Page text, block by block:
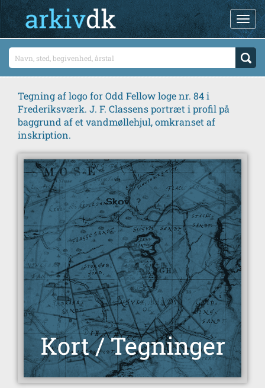
Tegning af logo for Odd Fellow loge nr. 84 i
Frederiksværk. J. F. Classens portræt i profil på
baggrund af et vandmøllehjul, omkranset af
inskription.